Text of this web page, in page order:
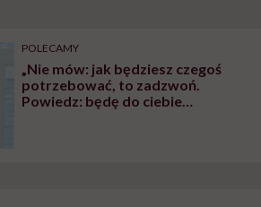
POLECAMY
„Nie mów: jak będziesz czegoś
potrzebować, to zadzwoń.
Powiedz: będę do ciebie